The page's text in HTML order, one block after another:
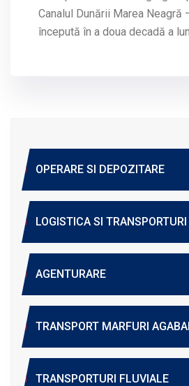
Canalul Dunării Marea Neagră
începută în a doua decadă a
OPERARE SI DEPOZITARE
LOGISTICA SI TRANSPORTURI
AGENTURARE
TRANSPORT MARFURI
TRANSPORTURI FLUVIALE